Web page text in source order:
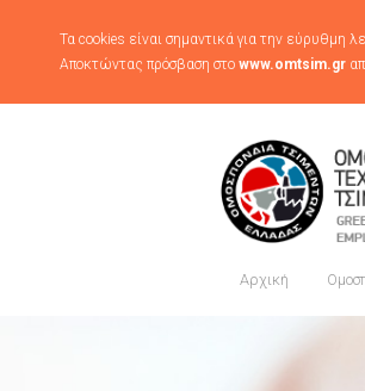
Τα cookies είναι σημαντικά για την εύρυθμη
Αποκτώντας πρόσβαση στο www.omtsim.gr
Αρχική